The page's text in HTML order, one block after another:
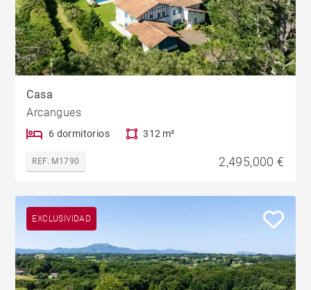
Casa
Arcangues
6 dormitorios 312 m²
REF. M1790 2,495,000 €
EXCLUSIVIDAD